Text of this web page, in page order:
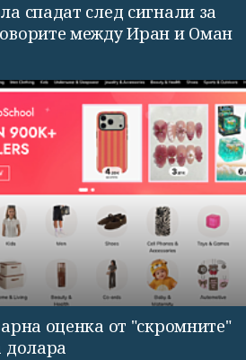
спадат след сигнали за
между Иран и Оман
оценка от "скромните"
долара